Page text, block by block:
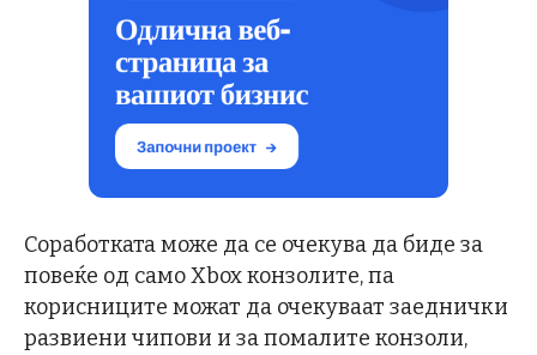
Соработката може да се очекува да биде за
повеќе од само Xbox конзолите, па
корисниците можат да очекуваат заеднички
развиени чипови и за помалите конзоли,